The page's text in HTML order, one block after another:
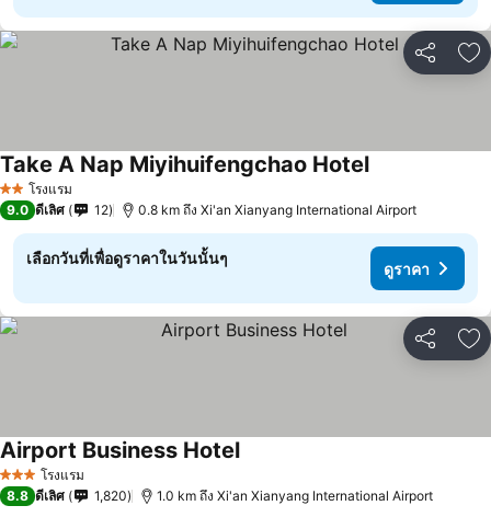
แชร์ เ
2 ดาวโรงแรม
Take A Nap Miyihuifengchao Hotelดูราคา
9.0 ดีเลิศ 12 0.8 km ถึง Xi'an Xianyang International Airport
เลือกวันที่เพื่อดูราคาในวันนั้นๆ
ดูราคา
แชร์ เ
3 ดาว โรงแรม
Airport Business Hotelดูราคา
8.8 ดีเลิศ 1,820 1.0 km ถึง Xi'an Xianyang International Airport